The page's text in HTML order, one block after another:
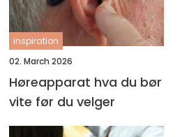
inspiration
02. March 2026
Høreapparat hva du bør
vite før du velger